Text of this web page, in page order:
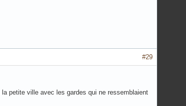
#29
petite ville avec les gardes qui ne ressemblaient